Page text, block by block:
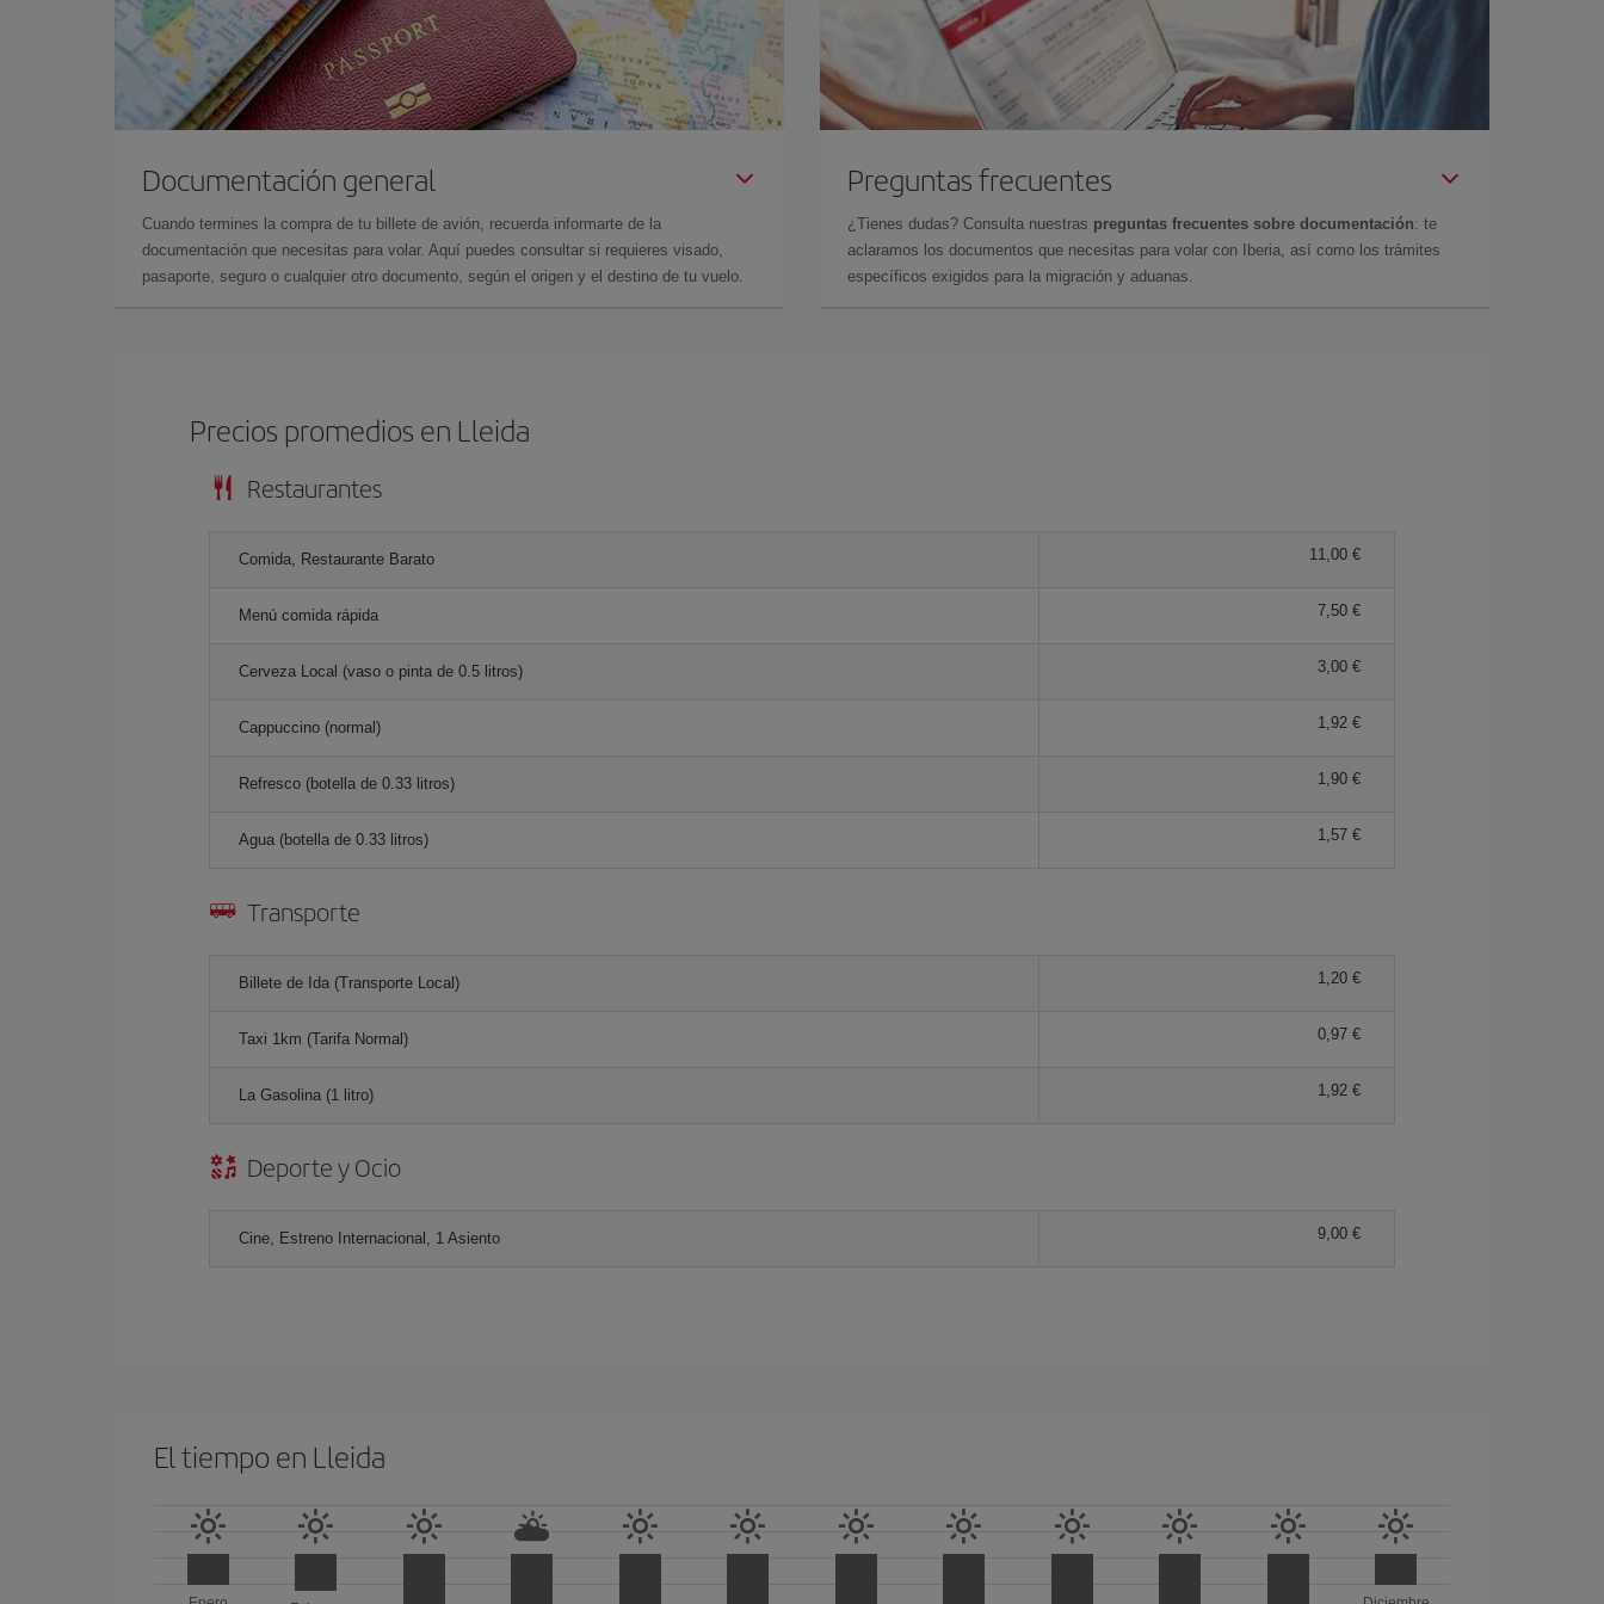
Documentación general
Cuando termines la compra de tu billete de avión, recuerda informarte de la
documentación que necesitas para volar. Aquí puedes consultar si requieres visado,
pasaporte, seguro o cualquier otro documento, según el origen y el destino de tu vuelo.
Preguntas frecuentes
¿Tienes dudas? Consulta nuestras preguntas frecuentes sobre documentación: te
aclaramos los documentos que necesitas para volar con Iberia, así como los trámites
específicos exigidos para la migración y aduanas.
Precios promedios en Lleida
Restaurantes
Comida, Restaurante Barato 11,00 €
Menú comida rápida 7,50 €
Cerveza Local (vaso o pinta de 0.5 litros) 3,00 €
Cappuccino (normal) 1,92 €
Refresco (botella de 0.33 litros) 1,90 €
Agua (botella de 0.33 litros) 1,57 €
Transporte
Billete de Ida (Transporte Local) 1,20 €
Taxi 1km (Tarifa Normal) 0,97 €
La Gasolina (1 litro) 1,92 €
Deporte y Ocio
Cine, Estreno Internacional, 1 Asiento 9,00 €
El tiempo en Lleida